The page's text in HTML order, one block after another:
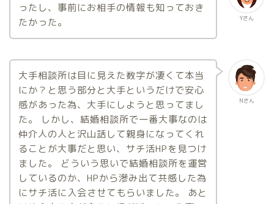
Yさん
ったし、事前にお相手の情報も知っておき
たかった。
Nさん
大手相談所は目に見えた数字が凄くて本当
にか？と思う部分と大手というだけで安心
感があった為、大手にしようと思ってまし
た。 しかし、結婚相談所で一番大事なのは
仲介人の人と沢山話して親身になってくれ
ることが大事だと思い、サチ活HPを見つけ
ました。 どういう思いで結婚相談所を運営
しているのか、HPから滲み出て共感した為
にサチ活に入会させてもらいました。 あと